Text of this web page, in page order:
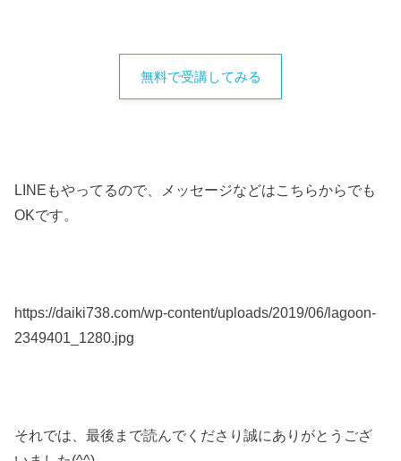
無料で受講してみる
LINEもやってるので、メッセージなどはこちらからでも
OKです。
https://daiki738.com/wp-content/uploads/2019/06/lagoon-
2349401_1280.jpg
それでは、最後まで読んでくださり誠にありがとうござ